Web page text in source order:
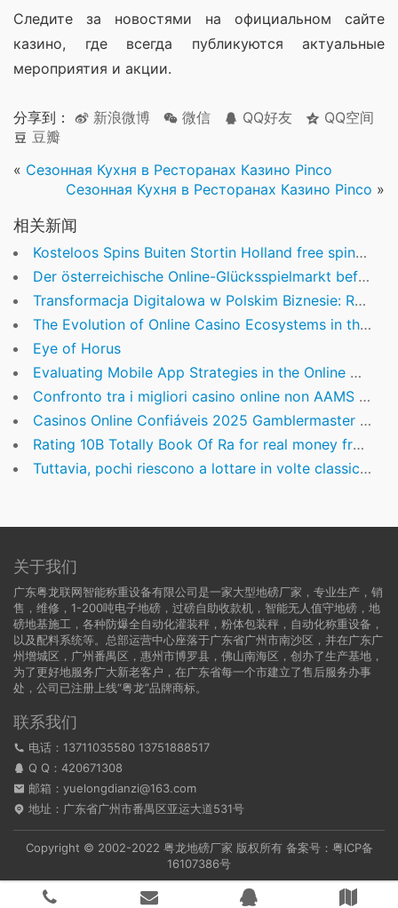
Следите за новостями на официальном сайте
казино, где всегда публикуются актуальные
мероприятия и акции.
分享到： 新浪微博 微信 QQ好友
QQ空间
豆瓣
« Сезонная Кухня в Ресторанах Казино Pinco
Сезонная Кухня в Ресторанах Казино Pinco »
相关新闻
Kosteloos Spins Buiten Stortin Holland free spins kloosterlinge deposito nederland
Der österreichische Online-Glücksspielmarkt befindet sich in einem ständigen Wandel, getrieben durch
Transformacja Digitalowa w Polskim Biznesie: Rola Inteligentnych Rozwiązań i Strategii Rozwoju
The Evolution of Online Casino Ecosystems in the Age of Digital Innovation
Eye of Horus
Evaluating Mobile App Strategies in the Online Casino Industry
Confronto tra i migliori casino online non AAMS disponibili
Casinos Online Confiáveis 2025 Gamblermaster Portugal
Rating 10B Totally Book Of Ra for real money free Coins
Tuttavia, pochi riescono a lottare in volte classici premio di ossequio durante termini di vantaggi complessivi
关于我们
广东粤龙联网智能称重设备有限公司是一家大型地磅厂家，专业生产，销
售，维修，1-200吨电子地磅，过磅自助收款机，智能无人值守地磅，地
磅地基施工，各种防爆全自动化灌装秤，粉体包装秤，自动化称重设备，
以及配料系统等。总部运营中心座落于广东省广州市南沙区，并在广东广
州增城区，广州番禺区，惠州市博罗县，佛山南海区，创办了生产基地，
为了更好地服务广大新老客户，在广东省每一个市建立了售后服务办事
处，公司已注册上线“粤龙”品牌商标。
联系我们
电话：13711035580 13751888517
Q Q： 420671308
邮箱：yuelongdianzi@163.com
地址：广东省广州市番禺区亚运大道531号
Copyright © 2002-2022 粤龙地磅厂家 版权所有 备案号： 粤ICP备
16107386号